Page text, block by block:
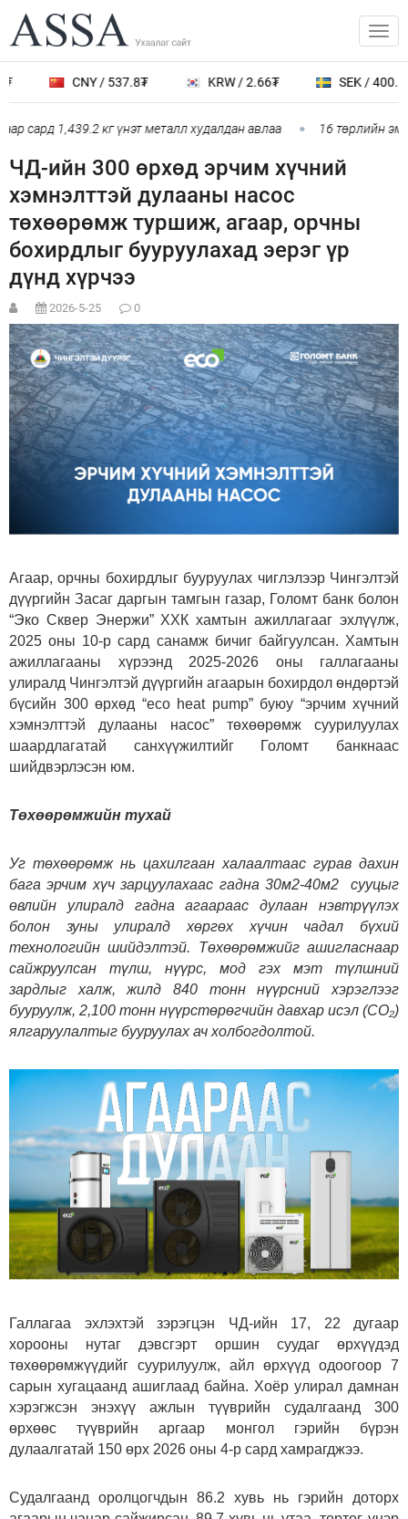
CNY / 537.8₮ KRW / 2.66₮ SEK / 400.1₮
сард 1,439.2 кг үнэт металл худалдан авлаа 16 төрлийн
ЧД-ийн 300 өрхөд эрчим хүчний
хэмнэлттэй дулааны насос
төхөөрөмж туршиж, агаар, орчны
бохирдлыг бууруулахад эерэг үр
дүнд хүрчээ
2026-5-25 0
Агаар, орчны бохирдлыг бууруулах чиглэлээр Чингэлтэй
дүүргийн Засаг даргын тамгын газар, Голомт банк болон
“Эко Сквер Энержи” ХХК хамтын ажиллагааг эхлүүлж,
2025 оны 10-р сард санамж бичиг байгуулсан. Хамтын
ажиллагааны хүрээнд 2025-2026 оны галлагааны
улиралд Чингэлтэй дүүргийн агаарын бохирдол өндөртэй
бүсийн 300 өрхөд “eco heat pump” буюу “эрчим хүчний
хэмнэлттэй дулааны насос” төхөөрөмж суурилуулах
шаардлагатай санхүүжилтийг Голомт банкнаас
шийдвэрлэсэн юм.
Төхөөрөмжийн тухай
Уг төхөөрөмж нь цахилгаан халаалтаас гурав дахин
бага эрчим хүч зарцуулахаас гадна 30м2-40м2 сууцыг
өвлийн улиралд гадна агаараас дулаан нэвтрүүлэх
болон зуны улиралд хөргөх хүчин чадал бүхий
технологийн шийдэлтэй. Төхөөрөмжийг ашигласнаар
сайжруулсан түлш, нүүрс, мод гэх мэт түлшний
зардлыг халж, жилд 840 тонн нүүрсний хэрэглээг
бууруулж, 2,100 тонн нүүрстөрөгчийн давхар исэл (CO₂)
ялгаруулалтыг бууруулах ач холбогдолтой.
Галлагаа эхлэхтэй зэрэгцэн ЧД-ийн 17, 22 дугаар
хорооны нутаг дэвсгэрт оршин суудаг өрхүүдэд
төхөөрөмжүүдийг суурилуулж, айл өрхүүд одоогоор 7
сарын хугацаанд ашиглаад байна. Хоёр улирал дамнан
хэрэгжсэн энэхүү ажлын түүврийн судалгаанд 300
өрхөөс түүврийн аргаар монгол гэрийн бүрэн
дулаалгатай 150 өрх 2026 оны 4-р сард хамрагджээ.
Судалгаанд оролцогчдын 86.2 хувь нь гэрийн доторх